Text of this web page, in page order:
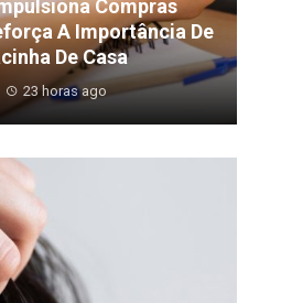
Compras
A Importância De
De Casa
23 horas ago